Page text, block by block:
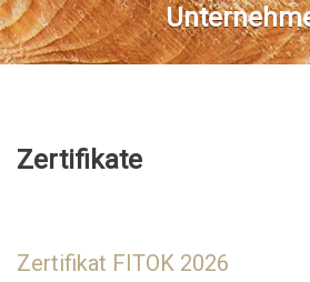
Zertifikate
Zertifikat FITOK 2026